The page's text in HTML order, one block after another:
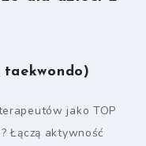
jako TOP
Łączą aktywność